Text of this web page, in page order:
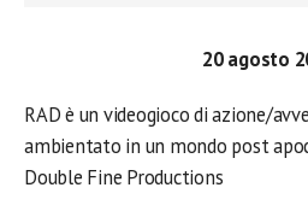
20 agosto
RAD è un videogioco di azione/
ambientato in un mondo post
Double Fine Productions